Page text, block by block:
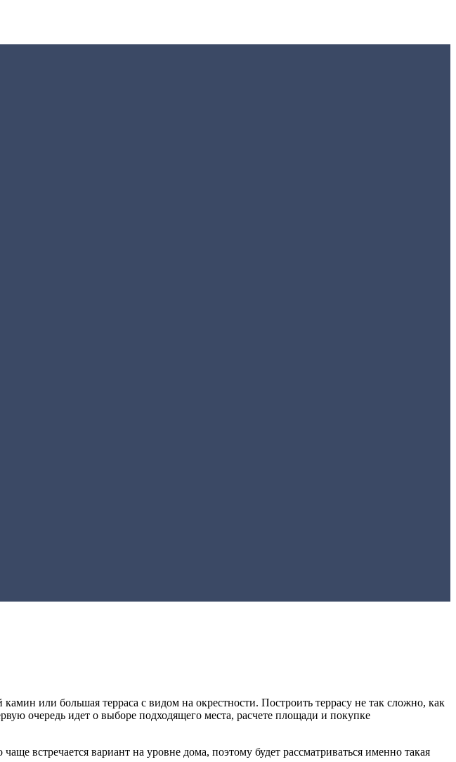
или большая терраса с видом на окрестности. Построить террасу не так сложно, как
очередь идет о выборе подходящего места, расчете площади и покупке
встречается вариант на уровне дома, поэтому будет рассматриваться именно такая